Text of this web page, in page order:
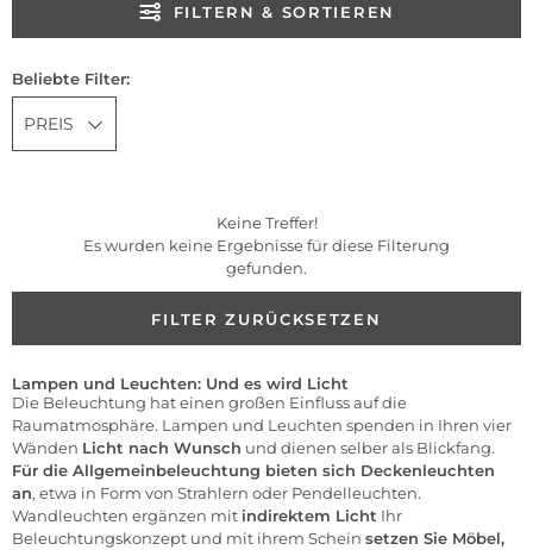
FILTERN & SORTIEREN
Beliebte Filter:
PREIS
Keine Treffer!
Es wurden keine Ergebnisse für diese Filterung
gefunden.
FILTER ZURÜCKSETZEN
Lampen und Leuchten: Und es wird Licht
Die Beleuchtung hat einen großen Einfluss auf die
Raumatmosphäre. Lampen und Leuchten spenden in Ihren vier
Wänden Licht nach Wunsch und dienen selber als Blickfang.
Für die Allgemeinbeleuchtung bieten sich Deckenleuchten
an, etwa in Form von Strahlern oder Pendelleuchten.
Wandleuchten ergänzen mit indirektem Licht Ihr
Beleuchtungskonzept und mit ihrem Schein setzen Sie Möbel,